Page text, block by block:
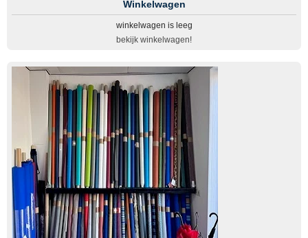
Winkelwagen
winkelwagen is leeg
bekijk winkelwagen!